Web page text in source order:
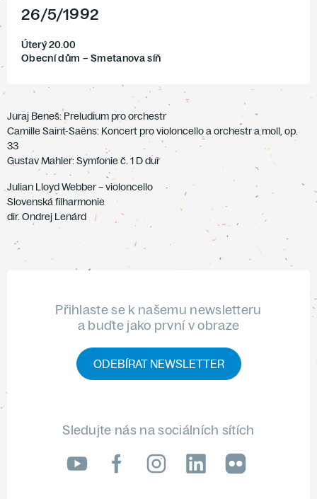
26/5/1992
Úterý 20.00
Obecní dům – Smetanova síň
Juraj Beneš: Preludium pro orchestr
Camille Saint-Saëns: Koncert pro violoncello a orchestr a moll, op.
33
Gustav Mahler: Symfonie č. 1 D dur
Julian Lloyd Webber – violoncello
Slovenská filharmonie
dir. Ondrej Lenárd
Přihlaste se k našemu newsletteru
a buďte jako první v obraze
ODEBÍRAT NEWSLETTER
Sledujte nás na sociálních sítích
LinkedIn
flickr